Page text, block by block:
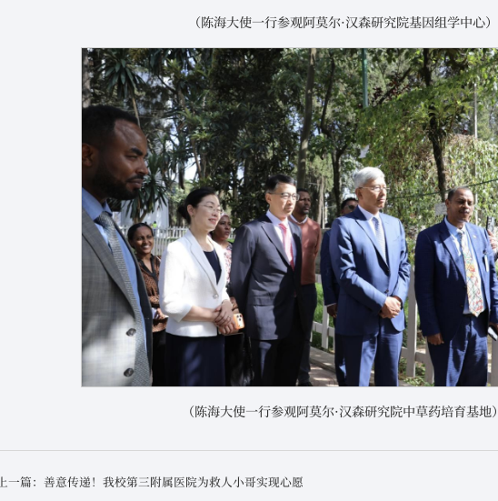
（陈海大使一行参观阿莫尔·汉森研究院基因组学中心）
（陈海大使一行参观阿莫尔·汉森研究院中草药培育基地）
上一篇：善意传递！我校第三附属医院为救人小哥实现心愿